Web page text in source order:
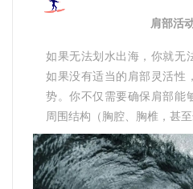
肩部活
如果无法划水出海，你就无
如果没有适当的肩部灵活性
势。你不仅需要确保肩部能
周围结构（胸腔、胸椎，甚